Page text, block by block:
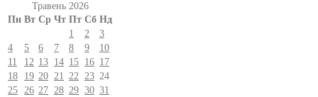
Травень 2026
Пн Вт Ср Чт Пт Сб Нд
1
2
3
4
5 6 7 8 9
10
11
12 13 14 15 16 17
18
19 20 21 22 23 24
25 26 27 28 29 30 31